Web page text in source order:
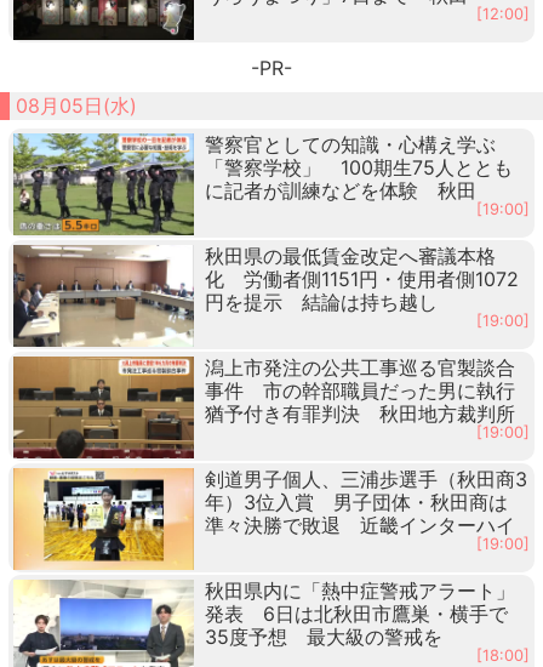
[12:00]
-PR-
08月05日(水)
警察官としての知識・心構え学ぶ
「警察学校」 100期生75人ととも
に記者が訓練などを体験 秋田
[19:00]
秋田県の最低賃金改定へ審議本格
化 労働者側1151円・使用者側1072
円を提示 結論は持ち越し
[19:00]
潟上市発注の公共工事巡る官製談合
事件 市の幹部職員だった男に執行
猶予付き有罪判決 秋田地方裁判所
[19:00]
剣道男子個人、三浦歩選手（秋田商3
年）3位入賞 男子団体・秋田商は
準々決勝で敗退 近畿インターハイ
[19:00]
秋田県内に「熱中症警戒アラート」
発表 6日は北秋田市鷹巣・横手で
35度予想 最大級の警戒を
[18:00]